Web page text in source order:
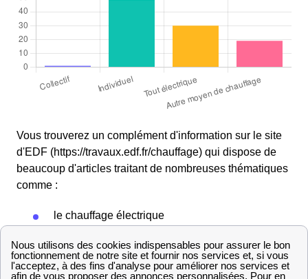
Vous trouverez un complément d'information sur le site
d'EDF (https://travaux.edf.fr/chauffage) qui dispose de
beaucoup d'articles traitant de nombreuses thématiques
comme :
le chauffage électrique
les différents travaux
les devis liés aux rénovations énergétiques